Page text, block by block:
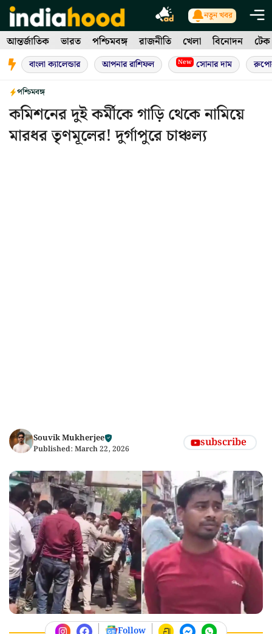
Skip
to
content
নতুন খবর
আন্তর্জাতিক ভারত পশ্চিমবঙ্গ রাজনীতি খেলা বিনোদন টেক
বাংলা ক্যালেন্ডার আপনার রাশিফল New সোনার দাম
পশ্চিমবঙ্গ
কমিশনের দুই কর্মীকে গাড়ি থেকে নামিয়ে
মারধর তৃণমূলের! দুর্গাপুরে চাঞ্চল্য
Souvik Mukherjee
Published: March 22, 2026 subscribe
Follow